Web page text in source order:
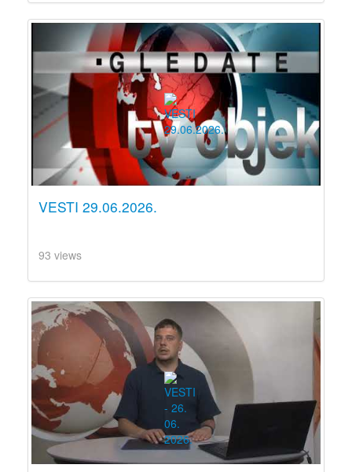
VESTI 29.06.2026.
93 views